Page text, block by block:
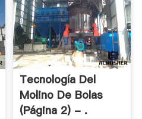
Tecnología Del
Molino De Bolas
(página 2) - .